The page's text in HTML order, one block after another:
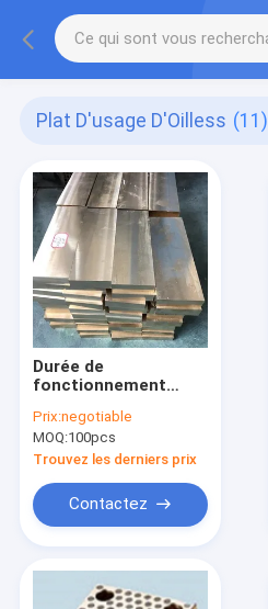
Plat D'usage D'Oilless (11)
Durée de
fonctionnement
adaptée aux besoins
du client de plat
d'usage d'Oilless
bonne longue
Prix:negotiable
MOQ:100pcs
Trouvez les derniers prix
Contactez